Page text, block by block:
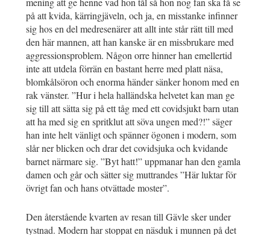
på att kvida, kärringjäveln, och ja, en misstanke infinner
sig hos en del medresenärer att allt inte står rätt till med
den här mannen, att han kanske är en missbrukare med
aggressionsproblem. Någon orre hinner han emellertid
inte att utdela förrän en bastant herre med platt näsa,
blomkålsöron och enorma händer sänker honom med en
rak vänster. ”Hur i hela halländska helvetet kan man ge
sig till att sätta sig på ett tåg med ett covidsjukt barn utan
att ha med sig en spritklut att söva ungen med?!” säger
han inte helt vänligt och spänner ögonen i modern, som
slår ner blicken och drar det covidsjuka och kvidande
barnet närmare sig. ”Byt hatt!” uppmanar han den gamla
damen och går och sätter sig muttrandes ”Här luktar för
övrigt fan och hans otvättade moster”.
Den återstående kvarten av resan till Gävle sker under
tystnad. Modern har stoppat en näsduk i munnen på det